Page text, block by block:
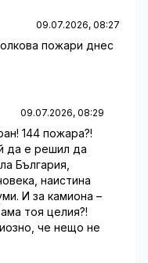
09.07.2026, 08:27
пожари днес
09.07.2026, 08:29
144 пожара?!
да е решил да
България,
наистина
И за камиона –
тоя целия?!
че нещо не